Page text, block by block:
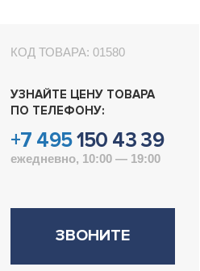
КОД ТОВАРА: 01580
УЗНАЙТЕ ЦЕНУ ТОВАРА
ПО ТЕЛЕФОНУ:
+7 495150 43 39
ежедневно, 10:00 — 19:00
ЗВОНИТЕ